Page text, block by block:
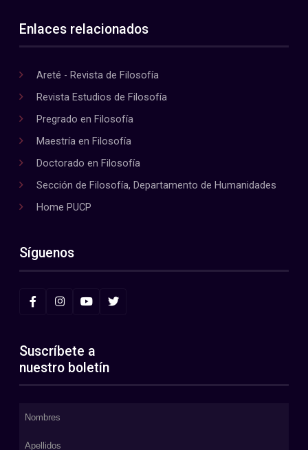
Enlaces relacionados
Areté - Revista de Filosofía
Revista Estudios de Filosofía
Pregrado en Filosofía
Maestría en Filosofía
Doctorado en Filosofía
Sección de Filosofía, Departamento de Humanidades
Home PUCP
Síguenos
Suscríbete a
nuestro boletín